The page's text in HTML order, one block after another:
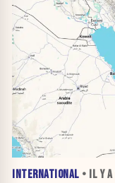
INTERNATIONAL • IL Y A